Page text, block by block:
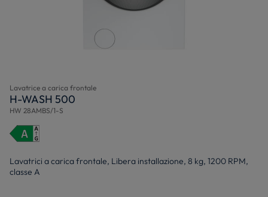
Lavatrice a carica frontale
H-WASH 500
HW 28AMBS/1-S
Lavatrici a carica frontale, Libera installazione, 8 kg, 1200 RPM,
classe A